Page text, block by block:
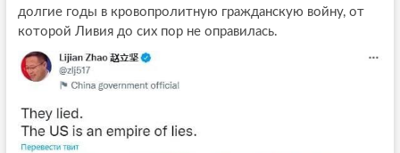
долгие годы в кровопролитную гражданскую войну, от
которой Ливия до сих пор не оправилась.